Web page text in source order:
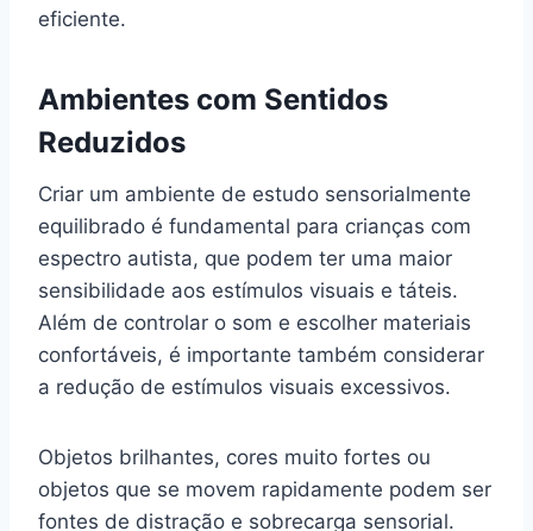
eficiente.
Ambientes com Sentidos
Reduzidos
Criar um ambiente de estudo sensorialmente
equilibrado é fundamental para crianças com
espectro autista, que podem ter uma maior
sensibilidade aos estímulos visuais e táteis.
Além de controlar o som e escolher materiais
confortáveis, é importante também considerar
a redução de estímulos visuais excessivos.
Objetos brilhantes, cores muito fortes ou
objetos que se movem rapidamente podem ser
fontes de distração e sobrecarga sensorial.